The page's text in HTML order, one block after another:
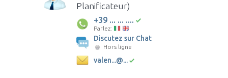
Planificateur)
+39 ... ... ....
Parlez:
Discutez sur Chat
Hors ligne
valen...@...